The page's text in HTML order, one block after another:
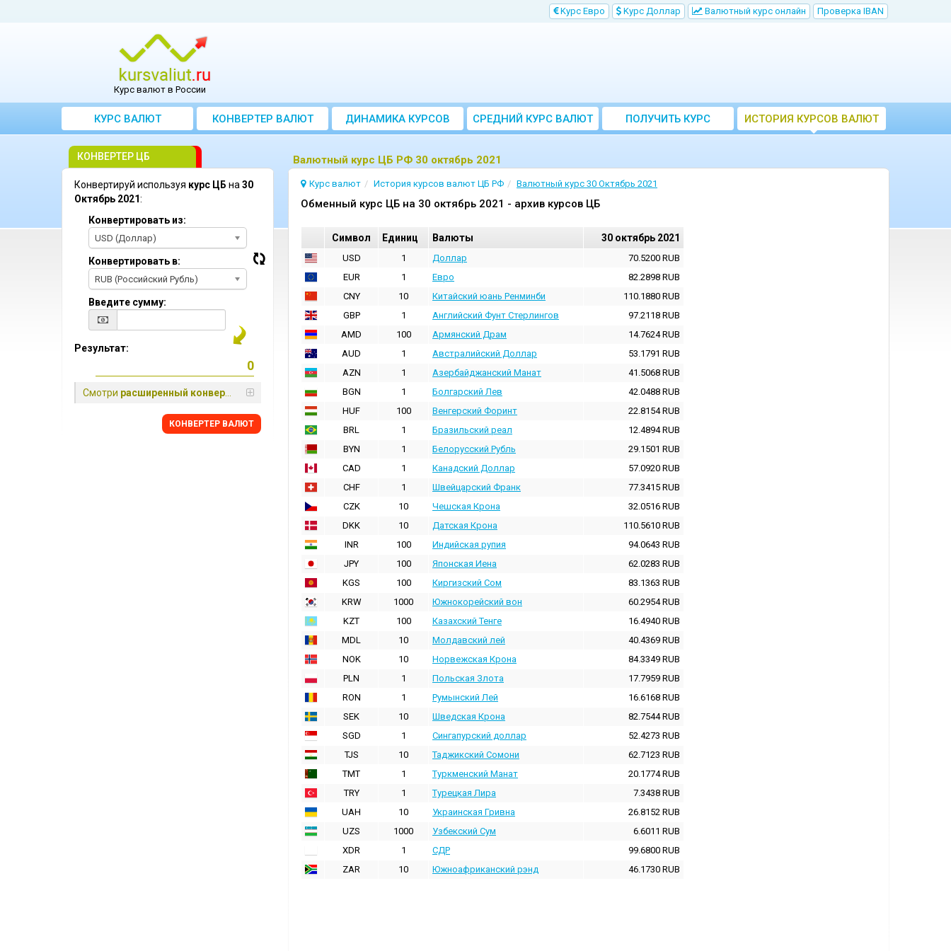
Kурс Евро Kурс Доллар Bалютный курс онлайн Проверка IBAN
Курс валют в России
КУРС ВАЛЮТ КОНВЕРТЕР ВАЛЮТ ДИНАМИКА КУРСОВ
CРЕДНИЙ КУРС ВАЛЮТ
ЗА МЕСЯЦ
ПОЛУЧИТЬ КУРС
ВАЛЮТ ЦБ
ИСТОРИЯ КУРСОВ ВАЛЮТ
ЦБ РФ
Bалютный курс ЦБ РФ 30 октябрь 2021
Курс валют История курсов валют ЦБ РФ Валютный курс 30 Октябрь 2021
Oбменный курс ЦБ на 30 октябрь 2021 - архив курсов ЦБ
Cимвол Единиц Валюты 30 октябрь 2021
USD 1 Доллар 70.5200 RUB
EUR
1 Евро 82.2898 RUB
CNY
10 Китайский юань Ренминби 110.1880 RUB
GBP
1 Английский Фунт Стерлингов 97.2118 RUB
AMD
100 Армянский Драм 14.7624RUB
AUD
1 Австралийский Доллар 53.1791 RUB
AZN
1 Азербайджанский Манат 41.5068 RUB
BGN
1 Болгарский Лев 42.0488 RUB
HUF
100 Венгерский Форинт 22.8154RUB
BRL
1 Бразильский реал 12.4894RUB
BYN
1 Белорусский Рубль 29.1501 RUB
CAD
1 Канадский Доллар 57.0920 RUB
CHF
1 Швейцарский Франк 77.3415 RUB
CZK
10 Чешская Крона 32.0516 RUB
DKK
10 Датская Крона 110.5610 RUB
INR
100 Индийская pупия 94.0643 RUB
JPY
100 Японская Иена 62.0283 RUB
KGS
100 Киргизский Сом 83.1363 RUB
KRW
1000 Южнокорейский вон 60.2954RUB
KZT
100 Казахский Тенге 16.4940 RUB
MDL
10 Молдавский лей 40.4369 RUB
NOK
10 Норвежская Крона 84.3349 RUB
PLN
1 Польская Злота 17.7959 RUB
RON
1 Румынский Лей 16.6168 RUB
SEK
10 Шведская Крона 82.7544RUB
SGD
1 Сингапурский доллар 52.4273 RUB
TJS
10 Таджикский Сомони 62.7123 RUB
TMT
1 Туркменский Манат 20.1774RUB
TRY
1 Турецкая Лира 7.3438 RUB
UAH
10 Украинская Гривна 26.8152 RUB
UZS
1000 Узбекский Сум 6.6011 RUB
XDR
1 СДР 99.6800 RUB
ZAR
10 Южноафриканский рэнд 46.1730 RUB
КОНВЕРТЕР ЦБ
Конвертируй используя курс ЦБ на 30
Октябрь 2021:
Конвертировать из:
USD (Доллар)
Конвертировать в:
RUB (Российский Рубль)
Введите сумму:
Результат:
Смотри расширенный конвертер
КОНВЕРТЕР ВАЛЮТ